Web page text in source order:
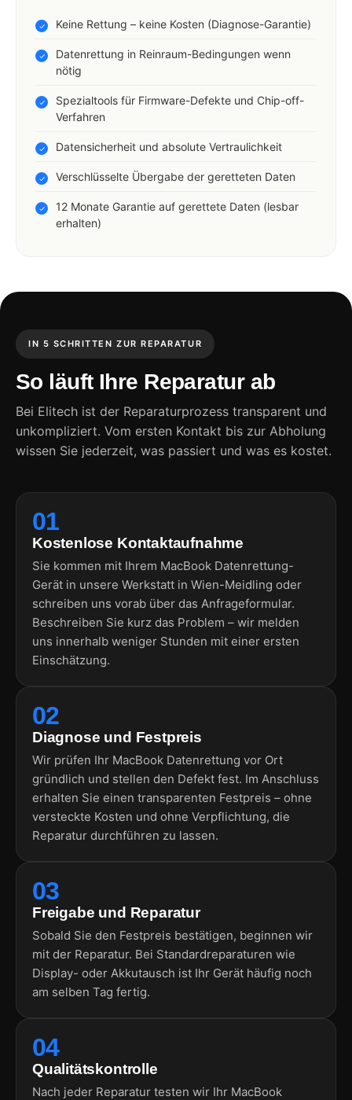
Keine Rettung – keine Kosten (Diagnose-Garantie)
Datenrettung in Reinraum-Bedingungen wenn
nötig
Spezialtools für Firmware-Defekte und Chip-off-
Verfahren
Datensicherheit und absolute Vertraulichkeit
Verschlüsselte Übergabe der geretteten Daten
12 Monate Garantie auf gerettete Daten (lesbar
erhalten)
IN 5 SCHRITTEN ZUR REPARATUR
So läuft Ihre Reparatur ab
Bei Elitech ist der Reparaturprozess transparent und
unkompliziert. Vom ersten Kontakt bis zur Abholung
wissen Sie jederzeit, was passiert und was es kostet.
01
Kostenlose Kontaktaufnahme
Sie kommen mit Ihrem MacBook Datenrettung-
Gerät in unsere Werkstatt in Wien-Meidling oder
schreiben uns vorab über das Anfrageformular.
Beschreiben Sie kurz das Problem – wir melden
uns innerhalb weniger Stunden mit einer ersten
Einschätzung.
02
Diagnose und Festpreis
Wir prüfen Ihr MacBook Datenrettung vor Ort
gründlich und stellen den Defekt fest. Im Anschluss
erhalten Sie einen transparenten Festpreis – ohne
versteckte Kosten und ohne Verpflichtung, die
Reparatur durchführen zu lassen.
03
Freigabe und Reparatur
Sobald Sie den Festpreis bestätigen, beginnen wir
mit der Reparatur. Bei Standardreparaturen wie
Display- oder Akkutausch ist Ihr Gerät häufig noch
am selben Tag fertig.
04
Qualitätskontrolle
Nach jeder Reparatur testen wir Ihr MacBook